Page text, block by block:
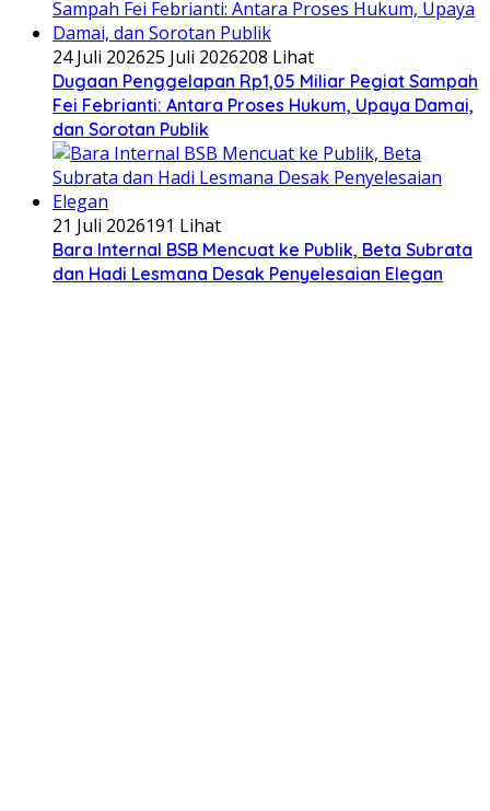
24 Juli 202625 Juli 2026208 Lihat
Dugaan Penggelapan Rp1,05 Miliar Pegiat Sampah
Fei Febrianti: Antara Proses Hukum, Upaya Damai,
dan Sorotan Publik
21 Juli 2026191 Lihat
Bara Internal BSB Mencuat ke Publik, Beta Subrata
dan Hadi Lesmana Desak Penyelesaian Elegan